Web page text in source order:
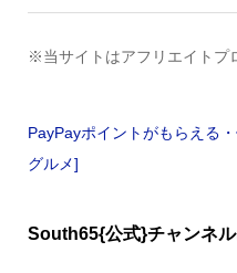
※当サイトはアフリエイトプ
PayPayポイントがもらえる
グルメ]
South65{公式}チャンネ